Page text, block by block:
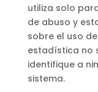
utiliza solo
de abuso y
sobre el uso
estadística no
identifique a
sistema.